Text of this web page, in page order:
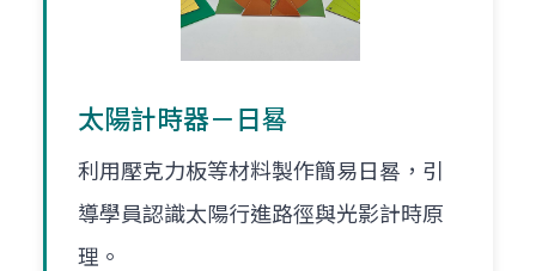
太陽計時器－日晷
利用壓克力板等材料製作簡易日晷，引
導學員認識太陽行進路徑與光影計時原
理。